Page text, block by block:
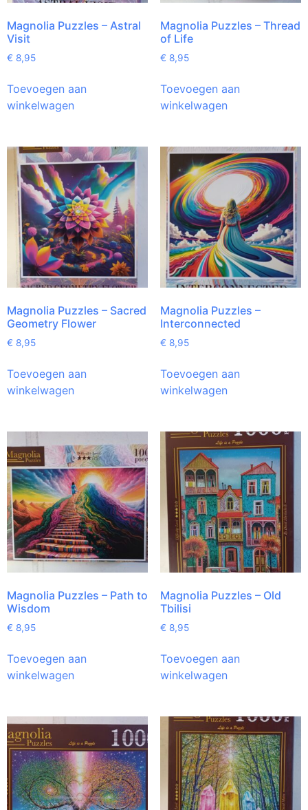
Magnolia Puzzles – Astral
Visit
€ 8,95
Toevoegen aan
winkelwagen
Magnolia Puzzles – Thread
of Life
€ 8,95
Toevoegen aan
winkelwagen
Magnolia Puzzles – Sacred
Geometry Flower
€ 8,95
Toevoegen aan
winkelwagen
Magnolia Puzzles –
Interconnected
€ 8,95
Toevoegen aan
winkelwagen
Magnolia Puzzles – Path to
Wisdom
€ 8,95
Toevoegen aan
winkelwagen
Magnolia Puzzles – Old
Tbilisi
€ 8,95
Toevoegen aan
winkelwagen